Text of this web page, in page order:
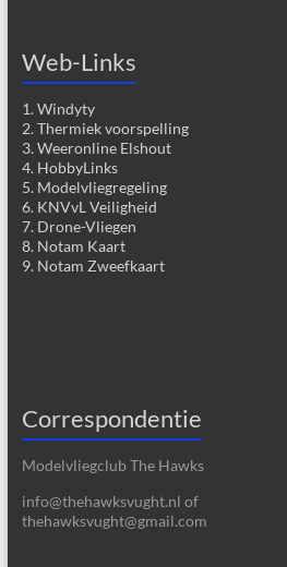
Web-Links
1. Windyty
2. Thermiek voorspelling
3. Weeronline Elshout
4. HobbyLinks
5. Modelvliegregeling
6. KNVvL Veiligheid
7. Drone-Vliegen
8. Notam Kaart
9. Notam Zweefkaart
Correspondentie
Modelvliegclub The Hawks
info@thehawksvught.nl of
thehawksvught@gmail.com